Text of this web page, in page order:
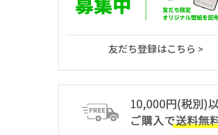
友だち登録はこちら >